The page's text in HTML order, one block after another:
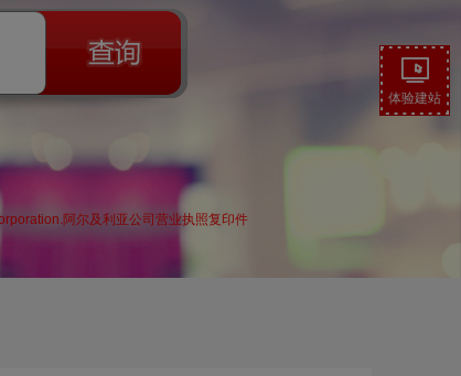
阿尔及利亚公司营业执照复印件
体验建站